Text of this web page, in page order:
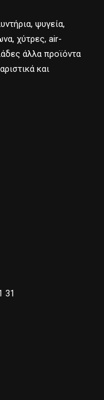
ψυγεία,
χύτρες, air-
άλλα προϊόντα
και
31